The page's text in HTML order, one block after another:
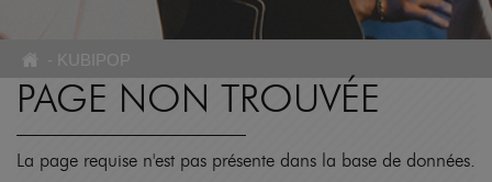
- KUBIPOP
PAGE NON TROUVÉE
La page requise n'est pas présente dans la base de données.